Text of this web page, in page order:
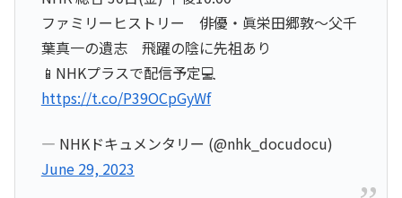
ファミリーヒストリー 俳優・眞栄田郷敦～父千
葉真一の遺志 飛躍の陰に先祖あり
📱NHKプラスで配信予定💻
https://t.co/P39OCpGyWf
— NHKドキュメンタリー (@nhk_docudocu)
June 29, 2023